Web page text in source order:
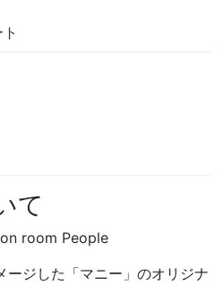
て
room People
ージした「マニー」のオリジナ